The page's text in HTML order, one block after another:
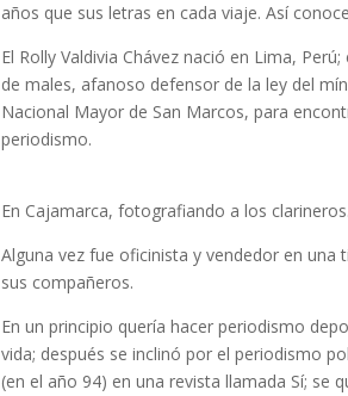
años que sus letras en cada viaje. Así
El Rolly Valdivia Chávez nació en Lima,
de males, afanoso defensor de la ley del
Nacional Mayor de San Marcos, para
periodismo.
En Cajamarca, fotografiando a los
Alguna vez fue oficinista y vendedor en
sus compañeros.
En un principio quería hacer periodismo
vida; después se inclinó por el periodismo
(en el año 94) en una revista llamada Sí; se